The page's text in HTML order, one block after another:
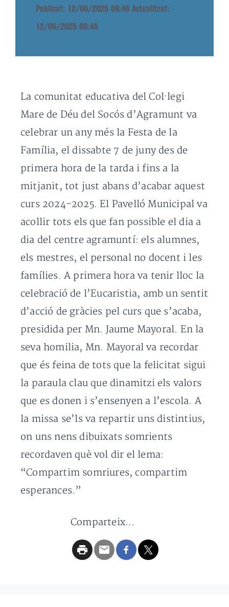
Publicat: 12/06/2025 09:46 Actualitzat:
12/06/2025 09:46
La comunitat educativa del Col·legi
Mare de Déu del Socós d’Agramunt va
celebrar un any més la Festa de la
Família, el dissabte 7 de juny des de
primera hora de la tarda i fins a la
mitjanit, tot just abans d’acabar aquest
curs 2024-2025. El Pavelló Municipal va
acollir tots els que fan possible el dia a
dia del centre agramuntí: els alumnes,
els mestres, el personal no docent i les
famílies. A primera hora va tenir lloc la
celebració de l’Eucaristia, amb un sentit
d’acció de gràcies pel curs que s’acaba,
presidida per Mn. Jaume Mayoral. En la
seva homilia, Mn. Mayoral va recordar
que és feina de tots que la felicitat sigui
la paraula clau que dinamitzi els valors
que es donen i s’ensenyen a l’escola. A
la missa se’ls va repartir uns distintius,
on uns nens dibuixats somrients
recordaven què vol dir el lema:
“Compartim somriures, compartim
esperances.”
Comparteix...